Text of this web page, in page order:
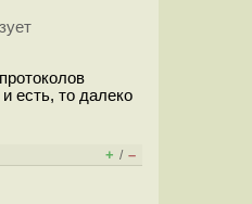
есть, то далеко
+ / –